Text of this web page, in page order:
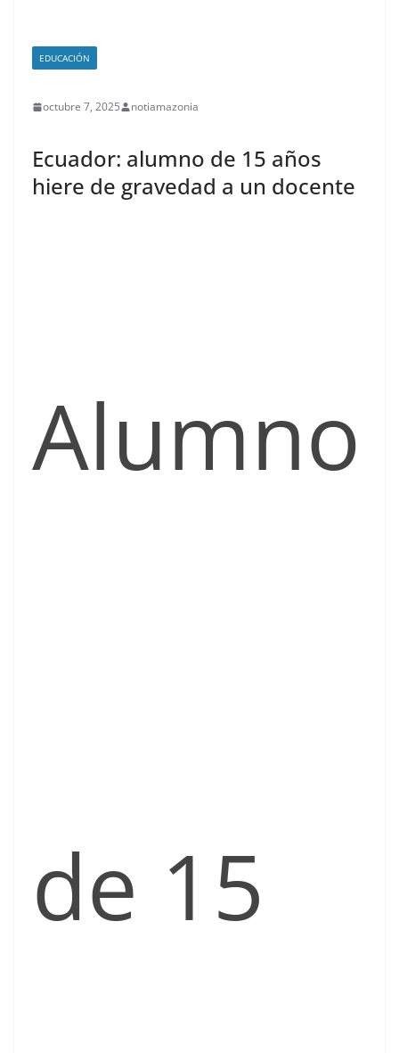
EDUCACIÓN
octubre 7, 2025 notiamazonia
Ecuador: alumno de 15 años
hiere de gravedad a un docente
Alumno
de 15